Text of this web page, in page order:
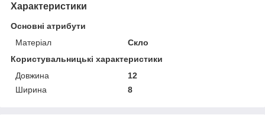
Характеристики
Основні атрибути
Матеріал
Скло
Користувальницькі характеристики
Довжина
12
Ширина
8